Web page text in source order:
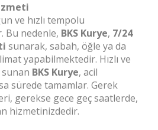
ve hızlı tempolu
Bu nedenle, BKS Kurye, 7/24
sunarak, sabah, öğle ya da
yapabilmektedir. Hızlı ve
BKS Kurye, acil
sürede tamamlar. Gerek
gerekse gece geç saatlerde,
hizmetinizdedir.